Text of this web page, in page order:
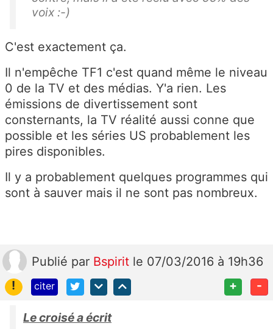
voix :-)
C'est exactement ça.
Il n'empêche TF1 c'est quand même le niveau
0 de la TV et des médias. Y'a rien. Les
émissions de divertissement sont
consternants, la TV réalité aussi conne que
possible et les séries US probablement les
pires disponibles.
Il y a probablement quelques programmes qui
sont à sauver mais il ne sont pas nombreux.
Publié par Bspirit le 07/03/2016 à 19h36
!
citer + -
Le croisé a écrit